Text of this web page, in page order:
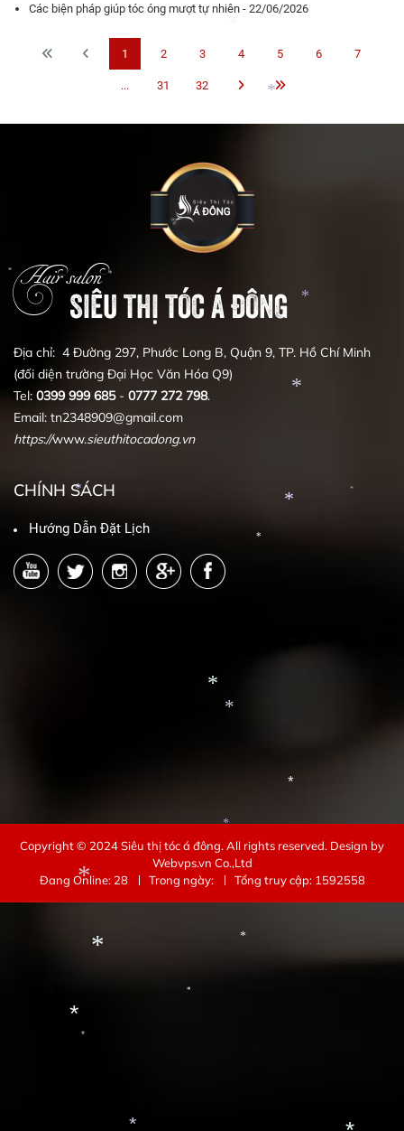
*
*
*
*
Các biện pháp giúp tóc óng mượt tự nhiên - 22/06/2026
1 2 3 4 5 6 7
... 31 32
Hair salon
SIÊU THỊ TÓC Á ĐÔNG
Địa chỉ: 4 Đường 297, Phước Long B, Quận 9, TP. Hồ Chí Minh
(đối diện trường Đại Học Văn Hóa Q9)
Tel: 0399 999 685- 0777 272 798.
Email: tn2348909@gmail.com
https://www.sieuthitocadong.vn
CHÍNH SÁCH
Hướng Dẫn Đặt Lịch
Copyright © 2024Siêu thị tóc á đông. All rights reserved. Design by
Webvps.vn Co.,Ltd
Đang Online: 28
Trong ngày: Tổng truy cập: 1592558